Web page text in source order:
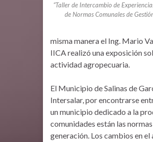
“Taller de Intercambio de
de Normas Comunales de
misma manera el Ing. Mario
IICA realizó una exposición
actividad agropecuaria.
El Municipio de Salinas de
Intersalar, por encontrarse
un municipio dedicado a la
comunidades están las
generación. Los cambios en